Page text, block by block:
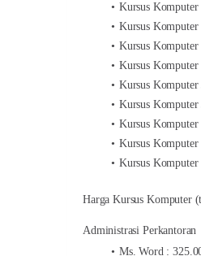
Kursus Komputer
Kursus Komputer
Kursus Komputer
Kursus Komputer
Kursus Komputer
Kursus Komputer
Kursus Komputer
Kursus Komputer
Kursus
Harga Kursus Komputer
Administrasi Perkantoran
Ms. Word :